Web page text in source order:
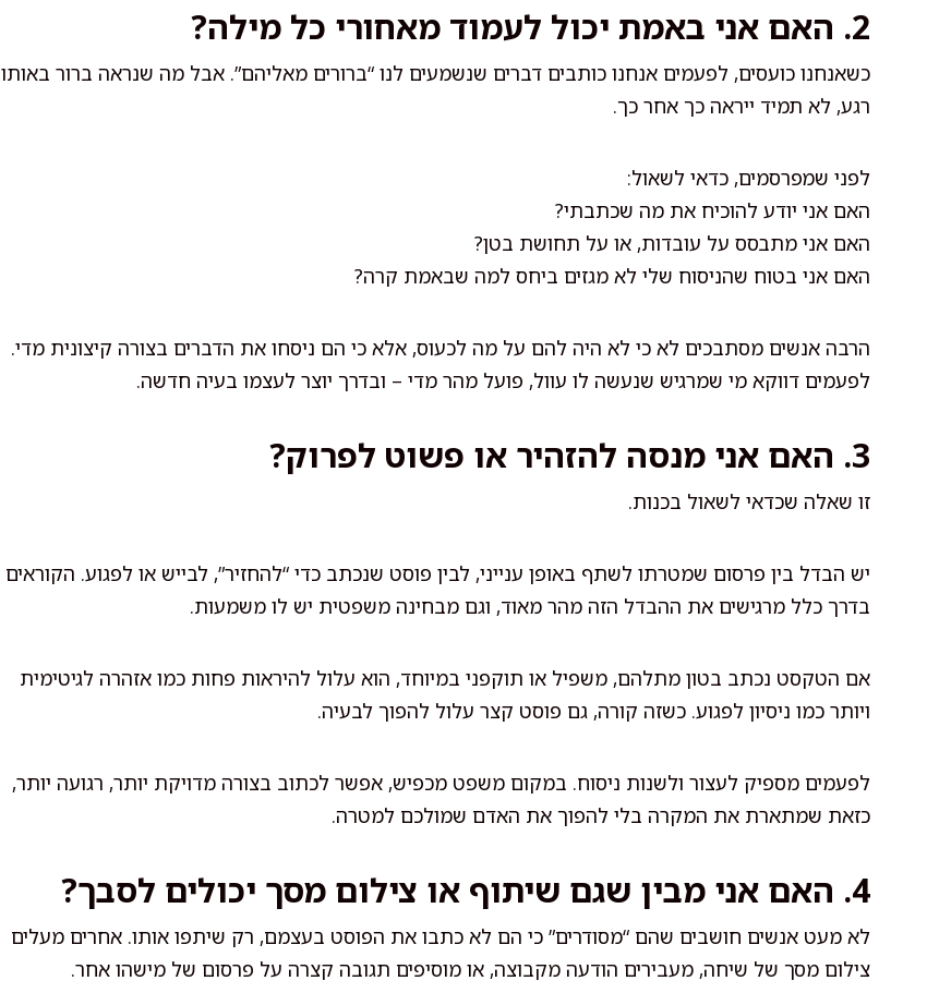
2. האם אני באמת יכול לעמוד מאחורי כל מילה?
כשאנחנו כועסים, לפעמים אנחנו כותבים דברים שנשמעים לנו “ברורים מאליהם”. אבל מה שנראה ברור באותו
רגע, לא תמיד ייראה כך אחר כך.
לפני שמפרסמים, כדאי לשאול:
האם אני יודע להוכיח את מה שכתבתי?
האם אני מתבסס על עובדות, או על תחושת בטן?
האם אני בטוח שהניסוח שלי לא מגזים ביחס למה שבאמת קרה?
הרבה אנשים מסתבכים לא כי לא היה להם על מה לכעוס, אלא כי הם ניסחו את הדברים בצורה קיצונית מדי.
לפעמים דווקא מי שמרגיש שנעשה לו עוול, פועל מהר מדי – ובדרך יוצר לעצמו בעיה חדשה.
3. האם אני מנסה להזהיר או פשוט לפרוק?
זו שאלה שכדאי לשאול בכנות.
יש הבדל בין פרסום שמטרתו לשתף באופן ענייני, לבין פוסט שנכתב כדי “להחזיר”, לבייש או לפגוע. הקוראים
בדרך כלל מרגישים את ההבדל הזה מהר מאוד, וגם מבחינה משפטית יש לו משמעות.
אם הטקסט נכתב בטון מתלהם, משפיל או תוקפני במיוחד, הוא עלול להיראות פחות כמו אזהרה לגיטימית
ויותר כמו ניסיון לפגוע. כשזה קורה, גם פוסט קצר עלול להפוך לבעיה.
לפעמים מספיק לעצור ולשנות ניסוח. במקום משפט מכפיש, אפשר לכתוב בצורה מדויקת יותר, רגועה יותר,
כזאת שמתארת את המקרה בלי להפוך את האדם שמולכם למטרה.
4. האם אני מבין שגם שיתוף או צילום מסך יכולים לסבך?
לא מעט אנשים חושבים שהם “מסודרים” כי הם לא כתבו את הפוסט בעצמם, רק שיתפו אותו. אחרים מעלים
צילום מסך של שיחה, מעבירים הודעה מקבוצה, או מוסיפים תגובה קצרה על פרסום של מישהו אחר.